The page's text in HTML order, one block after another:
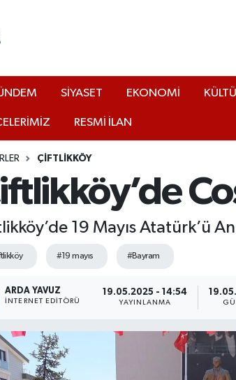
SİYASET EKONOMİ
RESMİ İLAN
ÇİFTLİKKÖY
19 Mayıs Atatürk’ü
#19 mayıs #Bayram
ARDA YAVUZ
İNTERNET EDITÖRÜ
19.05.2025 - 14:54
YAYINLANMA
Durumu
Vakitleri
Yoğunluk Haritası
ve Fikstür